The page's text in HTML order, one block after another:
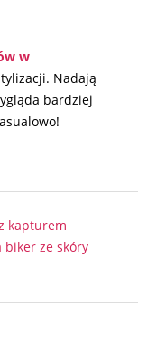
w
Nadają
bardziej
kapturem
biker ze skóry